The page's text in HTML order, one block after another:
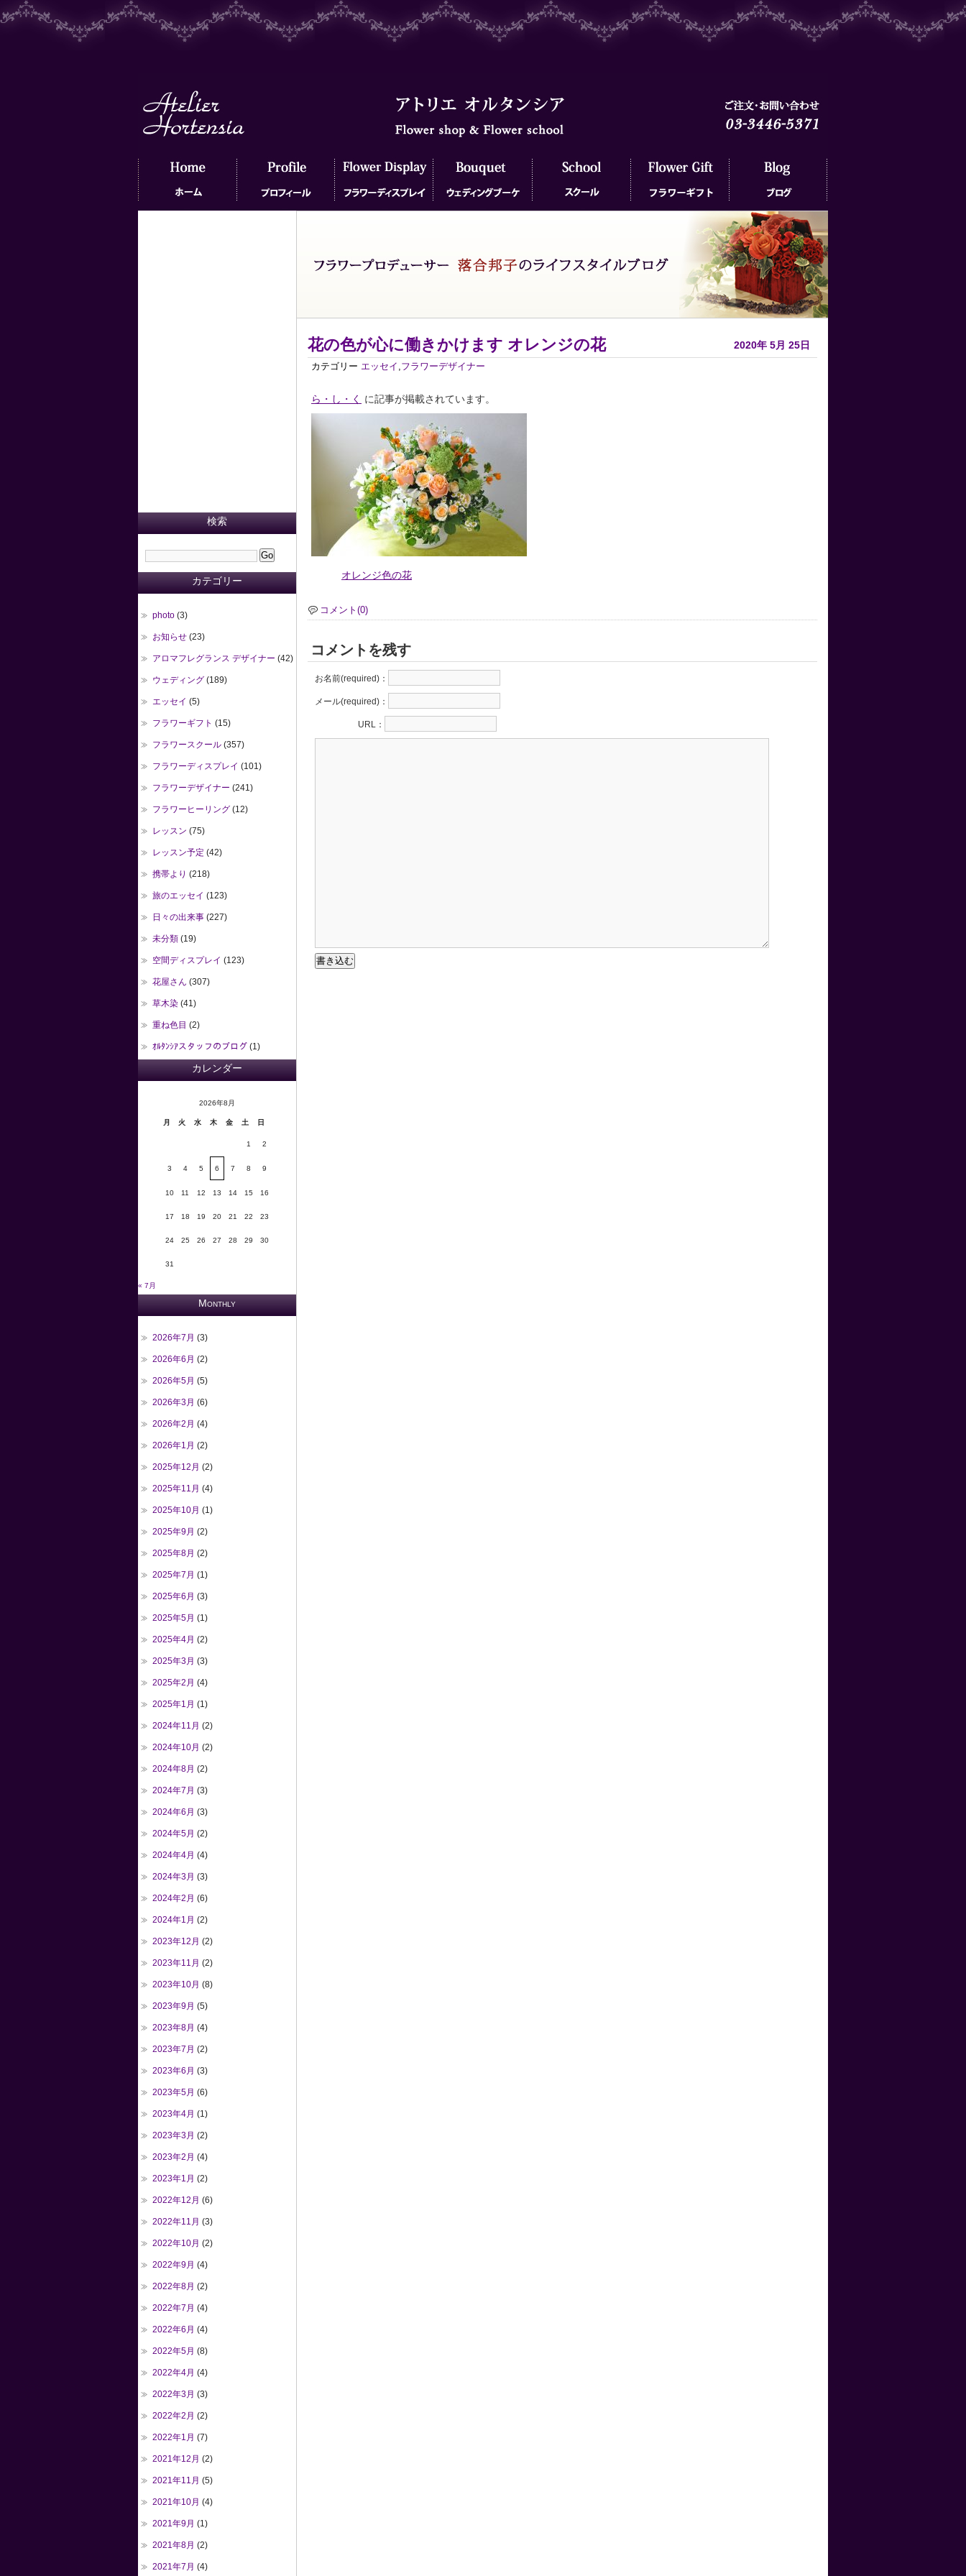
ブログ
2020年 5月 25日
花の色が心に働きかけます オレンジの花
カテゴリー エッセイ ,フラワーデザイナー
ら・し・く に記事が掲載されています。
オレンジ色の花
コメント(0)
コメントを残す
お名前(required)：
メール(required)：
URL：
検索
カテゴリー
photo (3)
お知らせ (23)
アロマフレグランス デザイナー (42)
ウェディング (189)
エッセイ (5)
フラワーギフト (15)
フラワースクール (357)
フラワーディスプレイ (101)
フラワーデザイナー (241)
フラワーヒーリング (12)
レッスン (75)
レッスン予定 (42)
携帯より (218)
旅のエッセイ (123)
日々の出来事 (227)
未分類 (19)
空間ディスプレイ (123)
花屋さん (307)
草木染 (41)
重ね色目 (2)
ｵﾙﾀﾝｼｱスタッフのブログ (1)
カレンダー
2026年8月
月 火 水 木 金 土 日
1 2
3 4 5 6 7 8 9
10 11 12 13 14 15 16
17 18 19 20 21 22 23
24 25 26 27 28 29 30
31
« 7月
Monthly
2026年7月 (3)
2026年6月 (2)
2026年5月 (5)
2026年3月 (6)
2026年2月 (4)
2026年1月 (2)
2025年12月 (2)
2025年11月 (4)
2025年10月 (1)
2025年9月 (2)
2025年8月 (2)
2025年7月 (1)
2025年6月 (3)
2025年5月 (1)
2025年4月 (2)
2025年3月 (3)
2025年2月 (4)
2025年1月 (1)
2024年11月 (2)
2024年10月 (2)
2024年8月 (2)
2024年7月 (3)
2024年6月 (3)
2024年5月 (2)
2024年4月 (4)
2024年3月 (3)
2024年2月 (6)
2024年1月 (2)
2023年12月 (2)
2023年11月 (2)
2023年10月 (8)
2023年9月 (5)
2023年8月 (4)
2023年7月 (2)
2023年6月 (3)
2023年5月 (6)
2023年4月 (1)
2023年3月 (2)
2023年2月 (4)
2023年1月 (2)
2022年12月 (6)
2022年11月 (3)
2022年10月 (2)
2022年9月 (4)
2022年8月 (2)
2022年7月 (4)
2022年6月 (4)
2022年5月 (8)
2022年4月 (4)
2022年3月 (3)
2022年2月 (2)
2022年1月 (7)
2021年12月 (2)
2021年11月 (5)
2021年10月 (4)
2021年9月 (1)
2021年8月 (2)
2021年7月 (4)